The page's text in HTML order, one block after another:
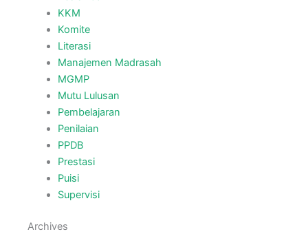
KKM
Komite
Literasi
Manajemen Madrasah
MGMP
Mutu Lulusan
Pembelajaran
Penilaian
PPDB
Prestasi
Puisi
Supervisi
Archives